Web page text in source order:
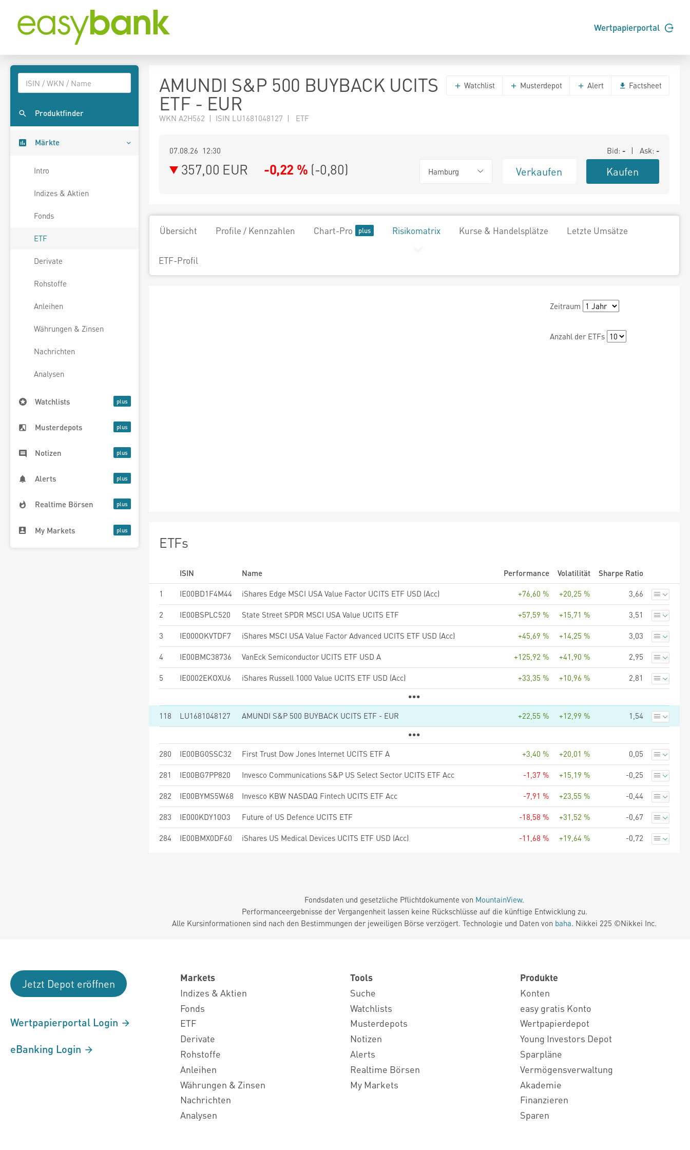
Wertpapierportal
Produktfinder
Märkte
Intro
Indizes & Aktien
Fonds
ETF
Derivate
Rohstoffe
Anleihen
Währungen & Zinsen
Nachrichten
Analysen
Watchlists
Musterdepots
Notizen
Alerts
Realtime Börsen
My Markets
AMUNDI S&P 500 BUYBACK UCITS
ETF - EUR
WKN A2H562 | ISIN LU1681048127 | ETF
Watchlist Musterdepot Alert Factsheet
07.08.26 12:30 Bid: - | Ask: -
357,00 EUR -0,22 % (-0,80) Hamburg Verkaufen Kaufen
Übersicht Profile / Kennzahlen Chart-Pro Risikomatrix Kurse & Handelsplätze Letzte Umsätze
ETF-Profil
Zeitraum
Anzahl der ETFs
ETFs
ISIN Name Performance Volatilität
Sharpe Ratio
1
IE00BD1F4M44 iShares Edge MSCI USA Value Factor UCITS ETF USD (Acc) +76,60 % +20,25 % 3,66
2 IE00BSPLC520 State Street SPDR MSCI USA Value UCITS ETF +57,59 % +15,71 % 3,51
3 IE000OKVTDF7 iShares MSCI USA Value Factor Advanced UCITS ETF USD (Acc) +45,69 % +14,25 % 3,03
4 IE00BMC38736 VanEck Semiconductor UCITS ETF USD A +125,92 % +41,90 % 2,95
5 IE0002EKOXU6 iShares Russell 1000 Value UCITS ETF USD (Acc) +33,35 % +10,96 % 2,81
118 LU1681048127 AMUNDI S&P 500 BUYBACK UCITS ETF - EUR +22,55 % +12,99 % 1,54
280 IE00BG0SSC32 First Trust Dow Jones Internet UCITS ETF A +3,40 % +20,01 % 0,05
281 IE00BG7PP820 Invesco Communications S&P US Select Sector UCITS ETF Acc -1,37 % +15,19 % -0,25
282 IE00BYMS5W68 Invesco KBW NASDAQ Fintech UCITS ETF Acc -7,91 % +23,55 % -0,44
283 IE000KDY10O3 Future of US Defence UCITS ETF -18,58 % +31,52 % -0,67
284 IE00BMX0DF60 iShares US Medical Devices UCITS ETF USD (Acc) -11,68 % +19,64 % -0,72
Fondsdaten und gesetzliche Pflichtdokumente von MountainView.
Performanceergebnisse der Vergangenheit lassen keine Rückschlüsse auf die künftige Entwicklung zu.
Alle Kursinformationen sind nach den Bestimmungen der jeweiligen Börse verzögert. Technologie und Daten von baha. Nikkei 225 ©Nikkei Inc.
Jetzt Depot eröffnen
Wertpapierportal Login
eBanking Login
Markets
Indizes & Aktien
Fonds
ETF
Derivate
Rohstoffe
Anleihen
Währungen & Zinsen
Nachrichten
Analysen
Tools
Suche
Watchlists
Musterdepots
Notizen
Alerts
Realtime Börsen
My Markets
Produkte
Konten
easy gratis Konto
Wertpapierdepot
Young Investors Depot
Sparpläne
Vermögensverwaltung
Akademie
Finanzieren
Sparen